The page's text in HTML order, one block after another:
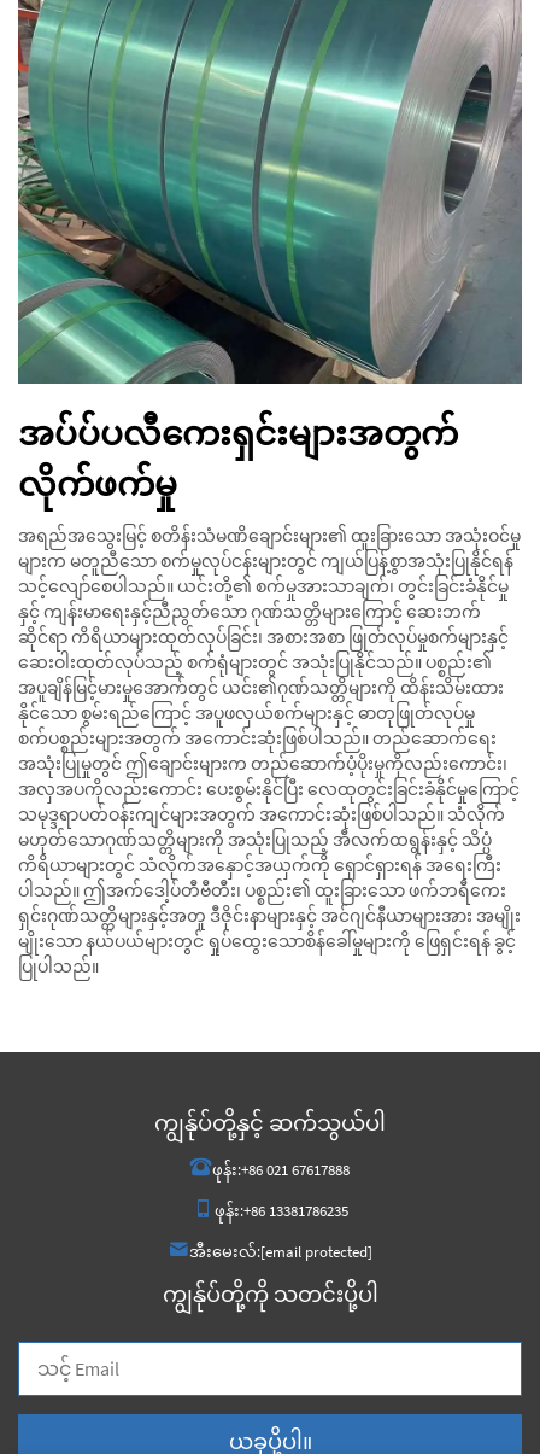
အပ်ပ်ပလီကေးရှင်းများအတွက်
လိုက်ဖက်မှု
အရည်အသွေးမြင့် စတိန်းသံမဏိချောင်းများ၏ ထူးခြားသော အသုံးဝင်မှု
များက မတူညီသော စက်မှုလုပ်ငန်းများတွင် ကျယ်ပြန့်စွာအသုံးပြုနိုင်ရန်
သင့်လျော်စေပါသည်။ ယင်းတို့၏ စက်မှုအားသာချက်၊ တွင်းခြင်းခံနိုင်မှု
နှင့် ကျန်းမာရေးနှင့်ညီညွတ်သော ဂုဏ်သတ္တိများကြောင့် ဆေးဘက်
ဆိုင်ရာ ကိရိယာများထုတ်လုပ်ခြင်း၊ အစားအစာ ဖြုတ်လုပ်မှုစက်များနှင့်
ဆေးဝါးထုတ်လုပ်သည့် စက်ရုံများတွင် အသုံးပြုနိုင်သည်။ ပစ္စည်း၏
အပူချိန်မြင့်မားမှုအောက်တွင် ယင်း၏ဂုဏ်သတ္တိများကို ထိန်းသိမ်းထား
နိုင်သော စွမ်းရည်ကြောင့် အပူဖလှယ်စက်များနှင့် ဓာတုဖြုတ်လုပ်မှု
စက်ပစ္စည်းများအတွက် အကောင်းဆုံးဖြစ်ပါသည်။ တည်ဆောက်ရေး
အသုံးပြုမှုတွင် ဤချောင်းများက တည်ဆောက်ပံ့ပိုးမှုကိုလည်းကောင်း၊
အလှအပကိုလည်းကောင်း ပေးစွမ်းနိုင်ပြီး လေထုတွင်းခြင်းခံနိုင်မှုကြောင့်
သမုဒ္ဒရာပတ်ဝန်းကျင်များအတွက် အကောင်းဆုံးဖြစ်ပါသည်။ သံလိုက်
မဟုတ်သောဂုဏ်သတ္တိများကို အသုံးပြုသည့် အီလက်ထရွန်းနှင့် သိပ္ပံ
ကိရိယာများတွင် သံလိုက်အနှောင့်အယှက်ကို ရှောင်ရှားရန် အရေးကြီး
ပါသည်။ ဤအက်ဒေါ့ပ်တီဗီတီး၊ ပစ္စည်း၏ ထူးခြားသော ဖက်ဘရီကေး
ရှင်းဂုဏ်သတ္တိများနှင့်အတူ ဒီဇိုင်းနာများနှင့် အင်ဂျင်နီယာများအား အမျိုး
မျိုးသော နယ်ပယ်များတွင် ရှုပ်ထွေးသောစိန်ခေါ်မှုများကို ဖြေရှင်းရန် ခွင့်
ပြုပါသည်။
ကျွန်ုပ်တို့နှင့် ဆက်သွယ်ပါ
ဖုန်း:+86 021 67617888
ဖုန်း:+86 13381786235
အီးမေးလ်:[email protected]
ကျွန်ုပ်တို့ကို သတင်းပို့ပါ
ယခုပို့ပါ။